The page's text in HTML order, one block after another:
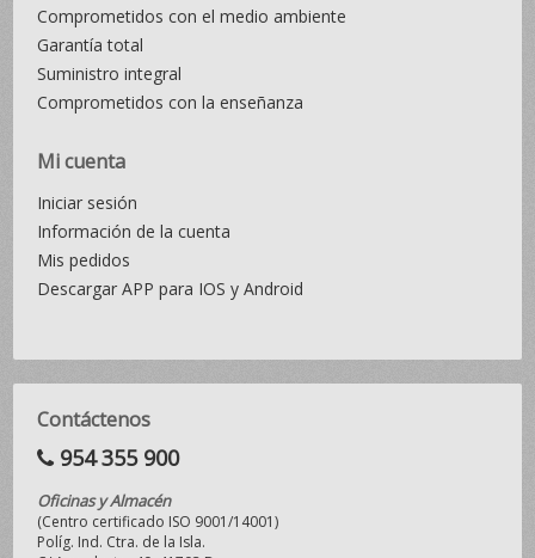
Comprometidos con el medio ambiente
Garantía total
Suministro integral
Comprometidos con la enseñanza
Mi cuenta
Iniciar sesión
Información de la cuenta
Mis pedidos
Descargar APP para IOS y Android
Contáctenos
954 355 900
Oficinas y Almacén
(Centro certificado ISO 9001/14001)
Políg. Ind. Ctra. de la Isla.